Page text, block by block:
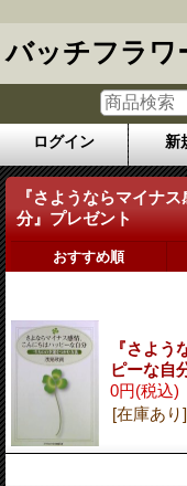
バッチフラワ
ログイン 新
『さようならマイナ
分』プレゼント
おすすめ順
『さよ
ピーな自
0円(税込)
[在庫あり]